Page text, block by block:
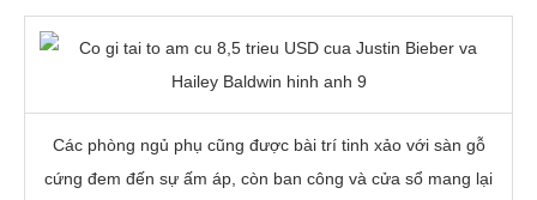
Các phòng ngủ phụ cũng được bài trí tinh xảo với sàn gỗ
cứng đem đến sự ấm áp, còn ban công và cửa sổ mang lại